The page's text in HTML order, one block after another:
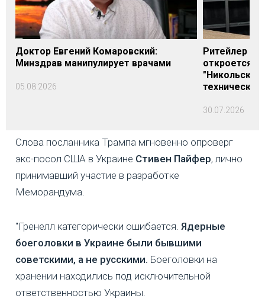
Доктор Евгений Комаровский:
Минздрав манипулирует врачами
05.08.2026
Ритейлер
откроется
технических
30.07.2026
Слова посланника Трампа мгновенно опроверг
экс-посол США в Украине Стивен Пайфер, лично
принимавший участие в разработке
Меморандума.
"Гренелл категорически ошибается. Ядерные
боеголовки в Украине были бывшими
советскими, а не русскими. Боеголовки на
хранении находились под исключительной
ответственностью Украины.